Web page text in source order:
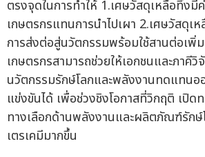
ตรงจุดในการทำให้ 1.เศษวัสดุเหลือทิ้งมี
เกษตรกรแทนการนำไปเผา 2.เศษวัสดุเ
การส่งต่อสู่นวัตกรรมพร้อมใช้สานต่อเพิ่
เกษตรกรสามารถช่วยให้เอกชนและภาคี
นวัตกรรมรักษ์โลกและพลังงานทดแทนอ
แข่งขันได้ เพื่อช่วงชิงโอกาสที่วิกฤติ เปิด
ทางเลือกด้านพลังงานและผลิตภัณฑ์รัก
เตรเคมีมากขึ้น